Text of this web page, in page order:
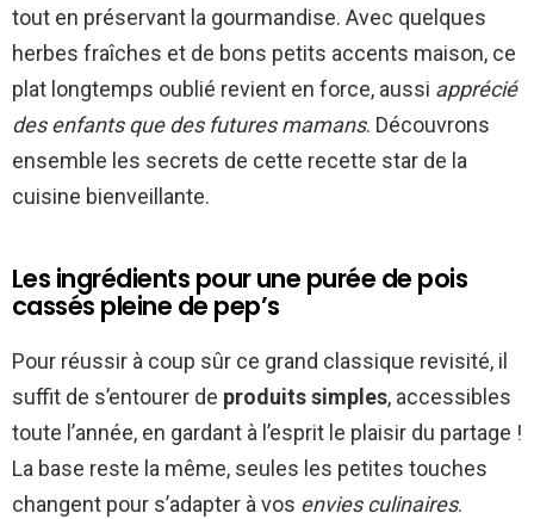
tout en préservant la gourmandise. Avec quelques
herbes fraîches et de bons petits accents maison, ce
plat longtemps oublié revient en force, aussi apprécié
des enfants que des futures mamans. Découvrons
ensemble les secrets de cette recette star de la
cuisine bienveillante.
Les ingrédients pour une purée de pois
cassés pleine de pep’s
Pour réussir à coup sûr ce grand classique revisité, il
suffit de s’entourer de produits simples, accessibles
toute l’année, en gardant à l’esprit le plaisir du partage !
La base reste la même, seules les petites touches
changent pour s’adapter à vos envies culinaires.